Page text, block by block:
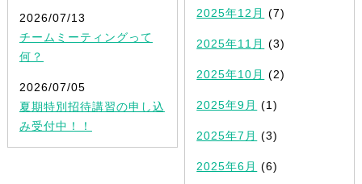
2026/07/13
チームミーティングって
何？
2026/07/05
夏期特別招待講習の申し込
み受付中！！
2025年12月 (7)
2025年11月 (3)
2025年10月 (2)
2025年9月 (1)
2025年7月 (3)
2025年6月 (6)